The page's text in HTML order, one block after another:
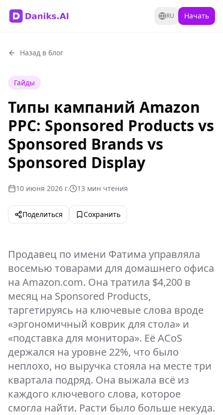
RU Начать
Назад в блог
Гайды
Типы кампаний Amazon
PPC: Sponsored Products vs
Sponsored Brands vs
Sponsored Display
10 июня 2026 г. 13 мин чтения
Поделиться Сохранить
Продавец по имени Фатима управляла
восемью товарами для домашнего офиса
на Amazon.com. Она тратила $4,200 в
месяц на Sponsored Products,
таргетируясь на ключевые слова вроде
«эргономичный коврик для стола» и
«подставка для монитора». Её ACoS
держался на уровне 22%, что было
неплохо, но выручка стояла на месте три
квартала подряд. Она выжала всё из
каждого ключевого слова, которое
смогла найти. Расти было больше некуда.